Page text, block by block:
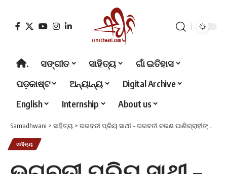
. ସଙ୍ଗୀତ ସାହିତ୍ୟ
ଗାଁ ଇତିହାସ
ପଡ଼କାଷ୍ଟ
ଅନ୍ୟାନ୍ୟ
Digital Archive
English
Internship About us
Samadhwani > ସାହିତ୍ୟ > ଭଗବତୀ ପ୍ରିୟ ସାଥୀ – ଭଗବତୀ ଚରଣ ପାଣିଗ୍ରାହୀଙ୍କ ସ୍ମୃତିରେ
ସାହିତ୍ୟ